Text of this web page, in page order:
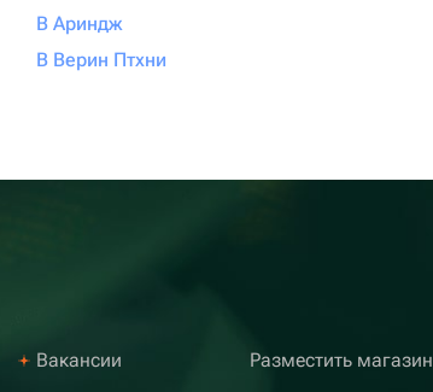
В Ариндж
В Верин Птхни
Вакансии
Разместить магазин